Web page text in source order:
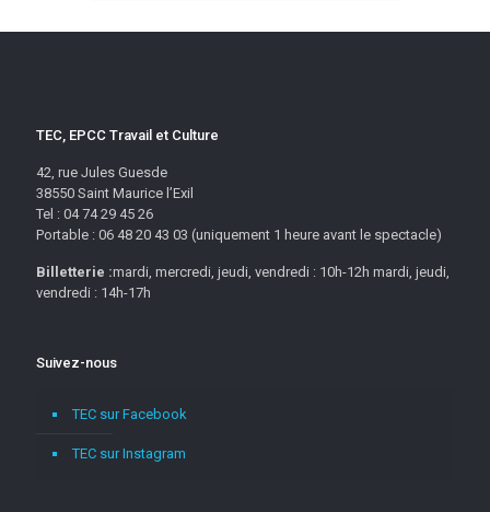
TEC, EPCC Travail et Culture
42, rue Jules Guesde
38550 Saint Maurice l’Exil
Tel : 04 74 29 45 26
Portable : 06 48 20 43 03 (uniquement 1 heure avant le spectacle)
Billetterie :mardi, mercredi, jeudi, vendredi : 10h-12h mardi, jeudi,
vendredi : 14h-17h
Suivez-nous
TEC sur Facebook
TEC sur Instagram